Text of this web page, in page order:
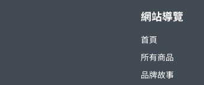
網站導覽
首頁
所有商品
品牌故事